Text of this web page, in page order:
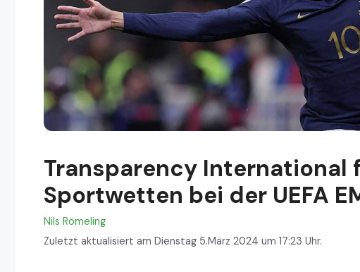
Transparency International
Sportwetten bei der UEFA
Nils Römeling
Zuletzt aktualisiert am Dienstag 5.März 2024 um 17:23 Uhr.